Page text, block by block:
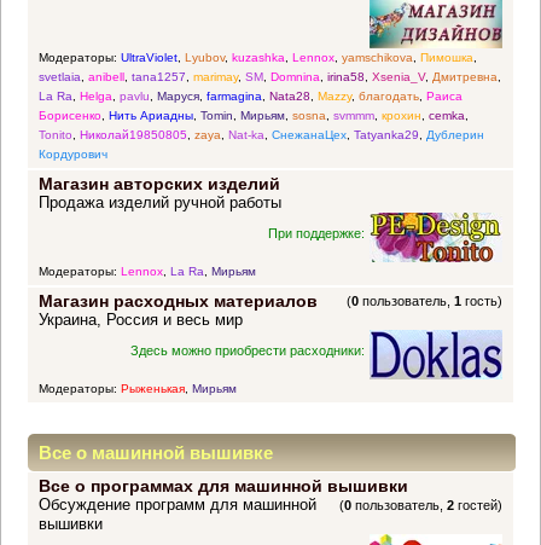
Модераторы: UltraViolet, Lyubov, kuzashka, Lennox, yamschikova, Пимошка,
svetlaia, anibell, tana1257, marimay, SM, Domnina, irina58, Xsenia_V, Дмитревна,
La Ra, Helga, pavlu, Маруся, farmagina, Nata28, Mazzy, благодать, Раиса
Борисенко, Нить Ариадны, Tomin, Мирьям, sosna, svmmm, крохин, cemka,
Tonito, Николай19850805, zaya, Nat-ka, СнежанаЦех, Tatyanka29, Дублерин
Кордурович
Магазин авторских изделий
Продажа изделий ручной работы
При поддержке:
Модераторы: Lennox, La Ra, Мирьям
Магазин расходных материалов (0 пользователь,1 гость)
Украина, Россия и весь мир
Здесь можно приобрести расходники:
Модераторы: Рыженькая, Мирьям
Все о машинной вышивке
Все о программах для машинной вышивки
(0 пользователь,2 гостей)
Обсуждение программ для машинной
вышивки